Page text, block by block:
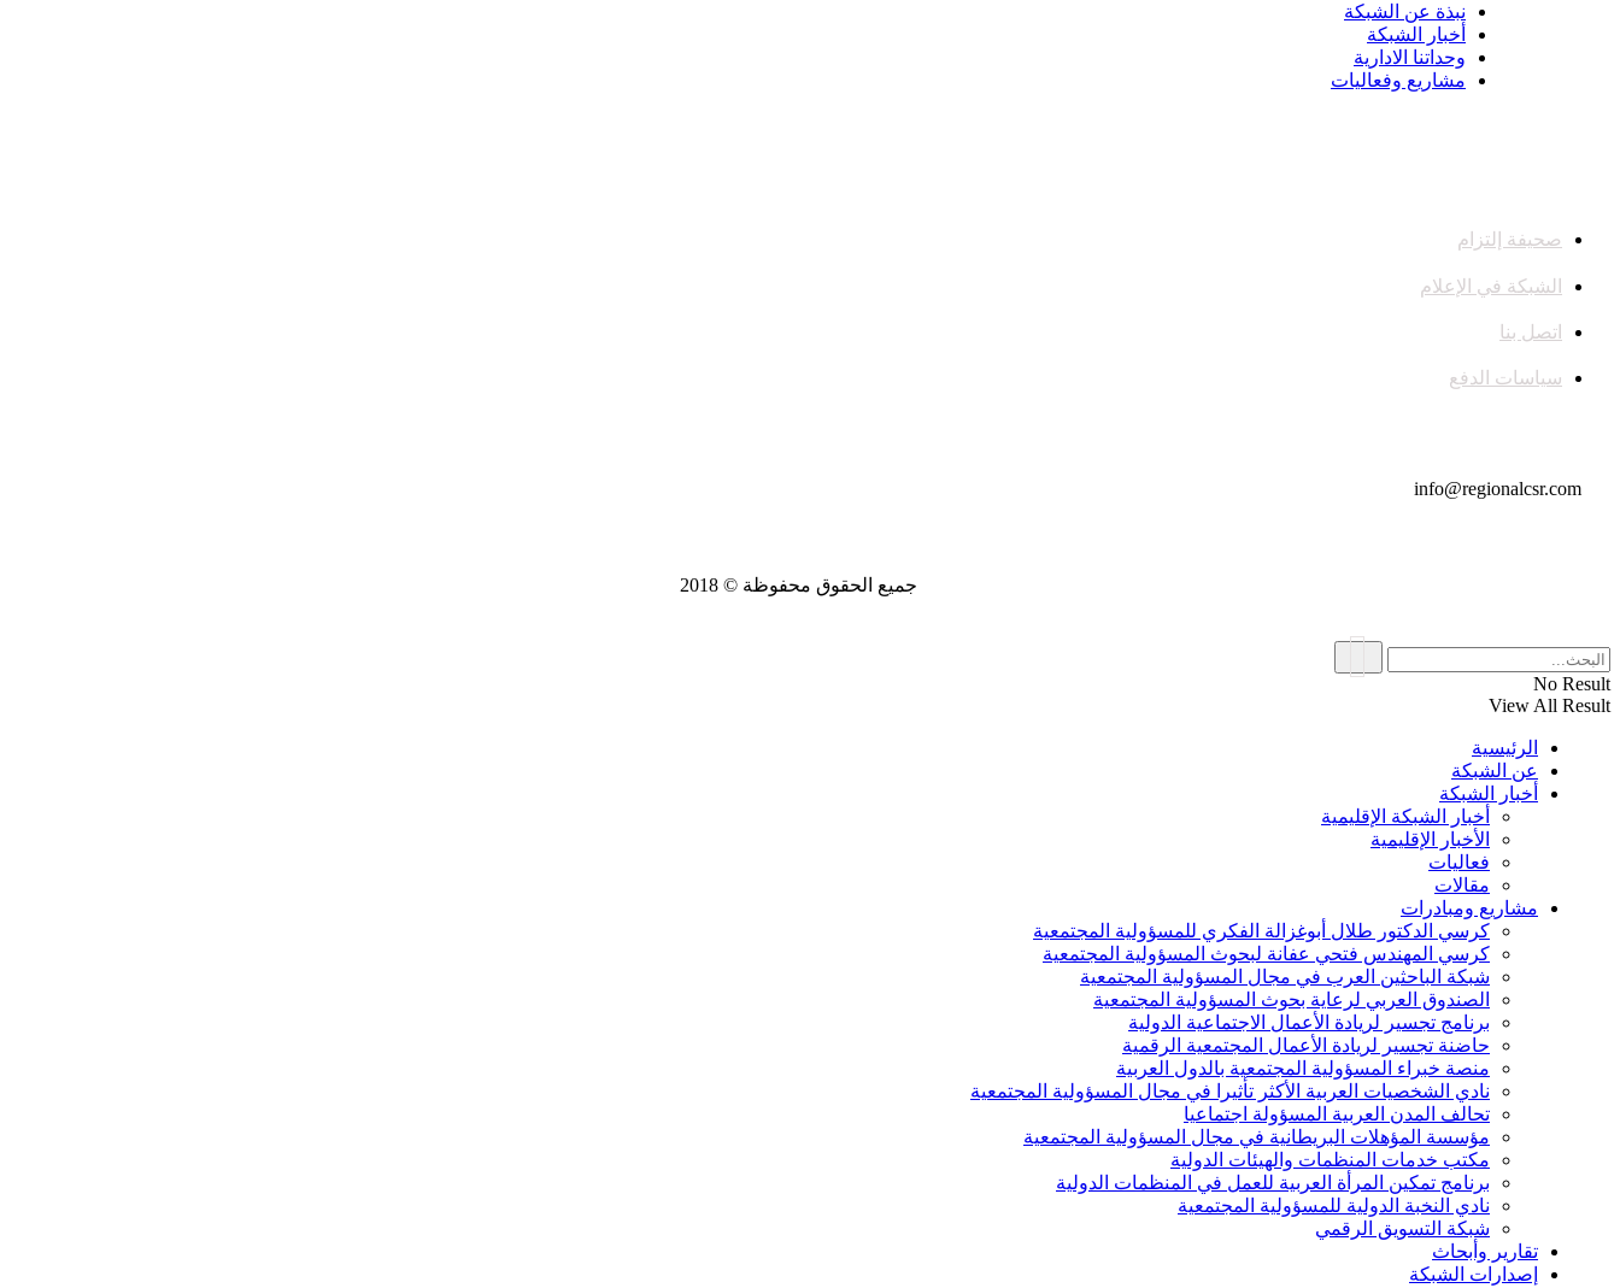
نبذة عن الشبكة
أخبار الشبكة
وحداتنا الادارية
مشاريع وفعاليات
صحيفة إلتزام
الشبكة في الإعلام
اتصل بنا
سياسات الدفع
جميع الحقوق محفوظة © 2018
No Result
View All Result
الرئيسية
عن الشبكة
أخبار الشبكة
أخبار الشبكة الإقليمية
الأخبار الإقليمية
فعاليات
مقالات
مشاريع ومبادرات
كرسي الدكتور طلال أبوغزالة الفكري للمسؤولية المجتمعية
كرسي المهندس فتحي عفانة لبحوث المسؤولية المجتمعية
شبكة الباحثين العرب في مجال المسؤولية المجتمعية
الصندوق العربي لرعاية بحوث المسؤولية المجتمعية
برنامج تجسير لريادة الأعمال الاجتماعية الدولية
حاضنة تجسير لريادة الأعمال المجتمعية الرقمية
منصة خبراء المسؤولية المجتمعية بالدول العربية
نادي الشخصيات العربية الأكثر تأثيرا في مجال المسؤولية المجتمعية
تحالف المدن العربية المسؤولة اجتماعيا
مؤسسة المؤهلات البريطانية في مجال المسؤولية المجتمعية
مكتب خدمات المنظمات والهيئات الدولية
برنامج تمكين المرأة العربية للعمل في المنظمات الدولية
نادي النخبة الدولية للمسؤولية المجتمعية
شبكة التسويق الرقمي
تقارير وأبحاث
إصدارات الشبكة